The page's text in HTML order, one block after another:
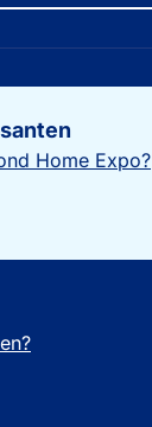
Home Expo?